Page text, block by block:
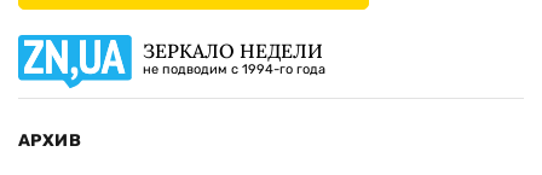
ЗЕРКАЛО НЕДЕЛИ
не подводим с 1994-го года
АРХИВ